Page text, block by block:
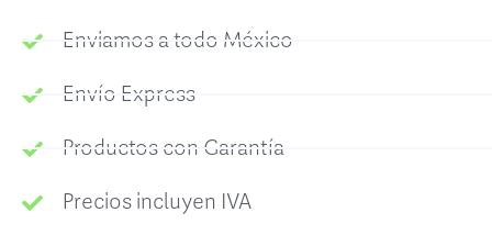
Enviamos a todo México
Envío Express
Productos con Garantía
Precios incluyen IVA